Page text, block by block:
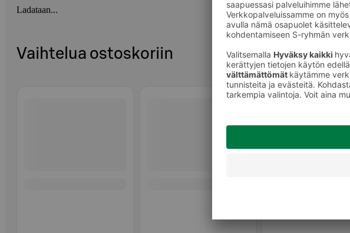
Ladataan...
Vaihtelua ostoskoriin